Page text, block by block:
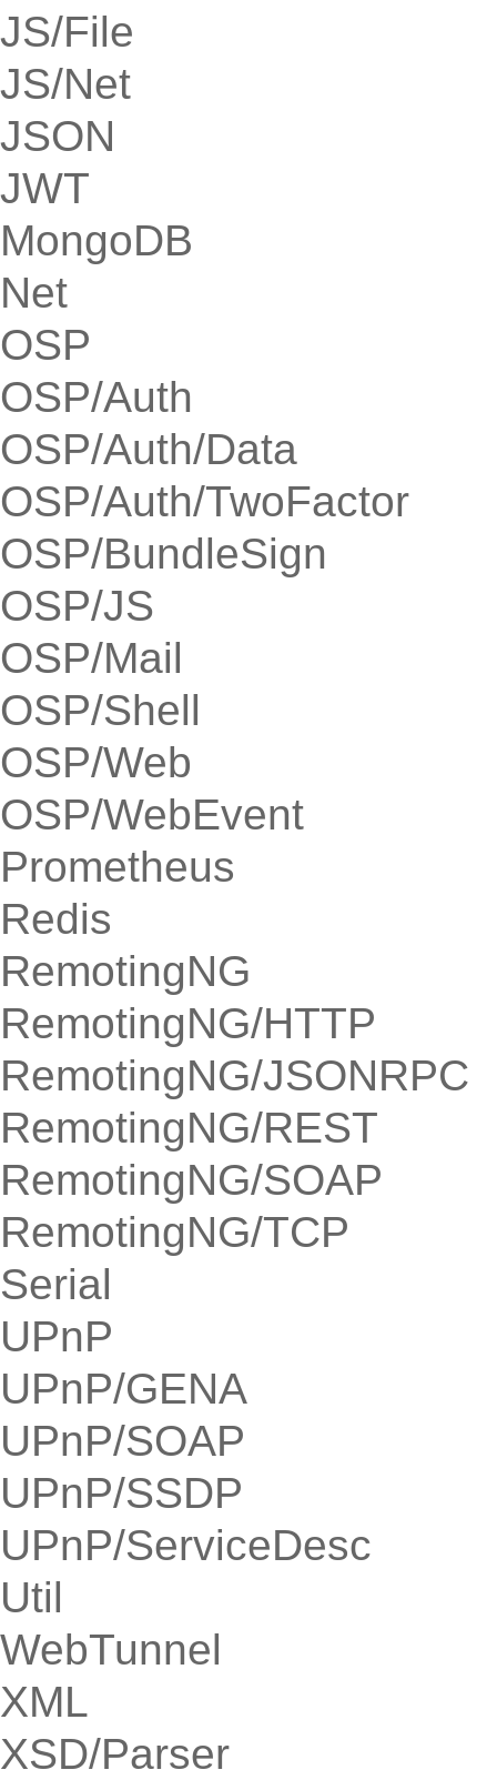
JS/File
JS/Net
JSON
JWT
MongoDB
Net
OSP
OSP/Auth
OSP/Auth/Data
OSP/Auth/TwoFactor
OSP/BundleSign
OSP/JS
OSP/Mail
OSP/Shell
OSP/Web
OSP/WebEvent
Prometheus
Redis
RemotingNG
RemotingNG/HTTP
RemotingNG/JSONRPC
RemotingNG/REST
RemotingNG/SOAP
RemotingNG/TCP
Serial
UPnP
UPnP/GENA
UPnP/SOAP
UPnP/SSDP
UPnP/ServiceDesc
Util
WebTunnel
XML
XSD/Parser